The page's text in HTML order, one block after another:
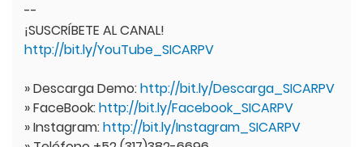
--
¡SUSCRÍBETE AL CANAL!
http://bit.ly/YouTube_SICARPV
» Descarga Demo:http://bit.ly/Descarga_SICARPV
» FaceBook:http://bit.ly/Facebook_SICARPV
» Instagram:http://bit.ly/Instagram_SICARPV